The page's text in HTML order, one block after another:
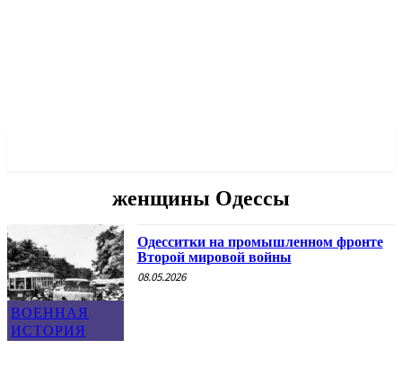
женщины Одессы
ВОЕННАЯ
ИСТОРИЯ
Одесситки на промышленном фронте
Второй мировой войны
08.05.2026